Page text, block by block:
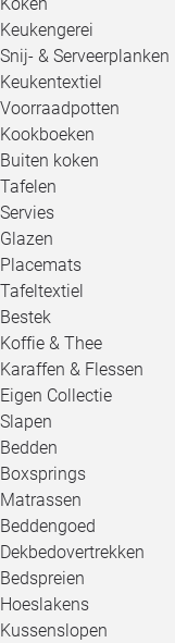
Keukengerei
Snij- & Serveerplanken
Keukentextiel
Voorraadpotten
Kookboeken
Buiten koken
Tafelen
Servies
Glazen
Placemats
Tafeltextiel
Bestek
Koffie & Thee
Karaffen & Flessen
Eigen Collectie
Slapen
Bedden
Boxsprings
Matrassen
Beddengoed
Dekbedovertrekken
Bedspreien
Hoeslakens
Kussenslopen